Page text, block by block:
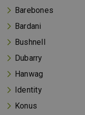
Barebones
Bardani
Bushnell
Dubarry
Hanwag
Identity
Konus